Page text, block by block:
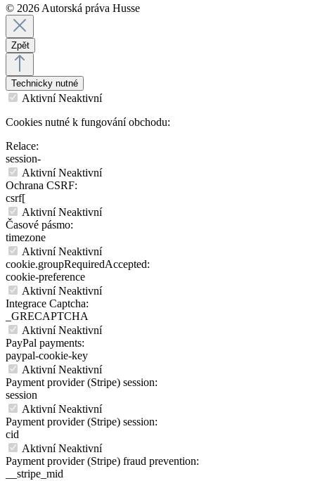
© 2026 Autorská práva Husse
Zpět
Technicky nutné
Aktivní Neaktivní
Cookies nutné k fungování obchodu:
Relace:
session-
Aktivní Neaktivní
Ochrana CSRF:
csrf[
Aktivní Neaktivní
Časové pásmo:
timezone
Aktivní Neaktivní
cookie.groupRequiredAccepted:
cookie-preference
Aktivní Neaktivní
Integrace Captcha:
_GRECAPTCHA
Aktivní Neaktivní
PayPal payments:
paypal-cookie-key
Aktivní Neaktivní
Payment provider (Stripe) session:
session
Aktivní Neaktivní
Payment provider (Stripe) session:
cid
Aktivní Neaktivní
Payment provider (Stripe) fraud prevention:
__stripe_mid